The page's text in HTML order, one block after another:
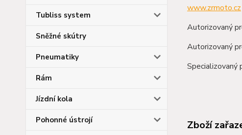
Tubliss system
Sněžné skútry
Pneumatiky
Rám
Jízdní kola
Pohonné ústrojí
www.zrmoto.cz
Autorizovaný
Autorizovaný
Specializovaný
Zboží